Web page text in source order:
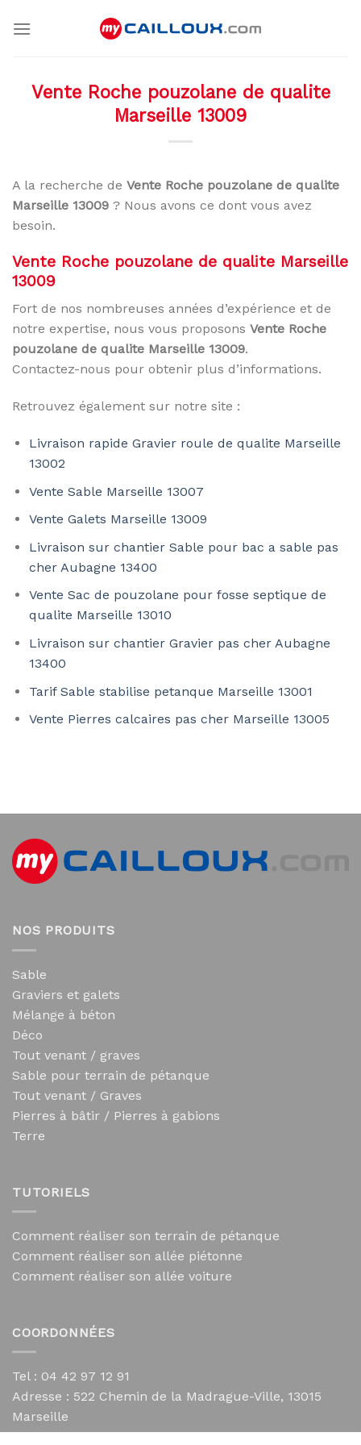
Vente Roche pouzolane de qualite
Marseille 13009
A la recherche de Vente Roche pouzolane de qualite
Marseille 13009 ? Nous avons ce dont vous avez
besoin.
Vente Roche pouzolane de qualite Marseille
13009
Fort de nos nombreuses années d’expérience et de
notre expertise, nous vous proposons Vente Roche
pouzolane de qualite Marseille 13009.
Contactez-nous pour obtenir plus d’informations.
Retrouvez également sur notre site :
Livraison rapide Gravier roule de qualite Marseille
13002
Vente Sable Marseille 13007
Vente Galets Marseille 13009
Livraison sur chantier Sable pour bac a sable pas
cher Aubagne 13400
Vente Sac de pouzolane pour fosse septique de
qualite Marseille 13010
Livraison sur chantier Gravier pas cher Aubagne
13400
Tarif Sable stabilise petanque Marseille 13001
Vente Pierres calcaires pas cher Marseille 13005
NOS PRODUITS
Sable
Graviers et galets
Mélange à béton
Déco
Tout venant / graves
Sable pour terrain de pétanque
Tout venant / Graves
Pierres à bâtir / Pierres à gabions
Terre
TUTORIELS
Comment réaliser son terrain de pétanque
Comment réaliser son allée piétonne
Comment réaliser son allée voiture
COORDONNÉES
Tel : 04 42 97 12 91
Adresse : 522 Chemin de la Madrague-Ville, 13015
Marseille
contact@mycailloux.com